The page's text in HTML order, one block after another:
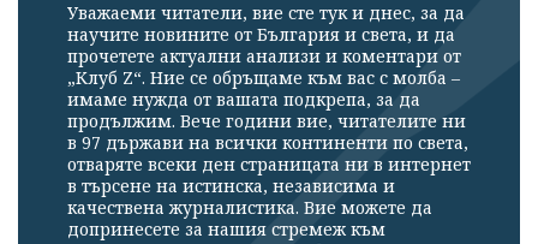
Уважаеми читатели, вие сте тук и днес, за да
научите новините от България и света, и да
прочетете актуални анализи и коментари от
„Клуб Z“. Ние се обръщаме към вас с молба –
имаме нужда от вашата подкрепа, за да
продължим. Вече години вие, читателите ни
в 97 държави на всички континенти по света,
отваряте всеки ден страницата ни в интернет
в търсене на истинска, независима и
качествена журналистика. Вие можете да
допринесете за нашия стремеж към